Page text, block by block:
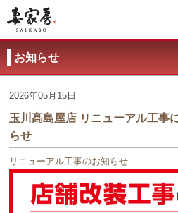
お知らせ
2026年05月15日
玉川髙島屋店 リニューアル工事
らせ
リニューアル工事のお知らせ